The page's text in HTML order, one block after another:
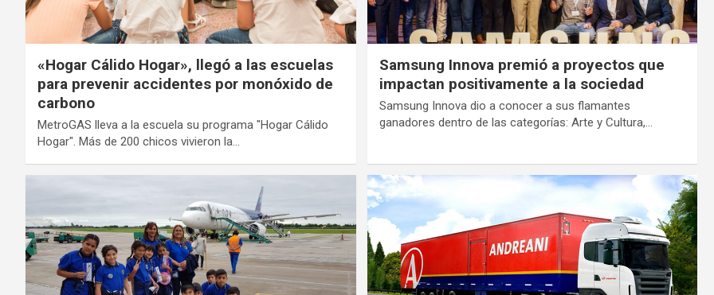
«Hogar Cálido Hogar», llegó a las escuelas
para prevenir accidentes por monóxido de
carbono
MetroGAS lleva a la escuela su programa "Hogar Cálido
Hogar". Más de 200 chicos vivieron la…
Samsung Innova premió a proyectos que
impactan positivamente a la sociedad
Samsung Innova dio a conocer a sus flamantes
ganadores dentro de las categorías: Arte y Cultura,…